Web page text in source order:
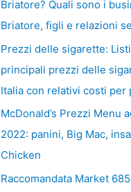
Briatore? Quali sono i
Briatore, figli e relazioni
Prezzi delle sigarette:
principali prezzi delle
Italia con relativi costi per
McDonald’s Prezzi Menu
2022: panini, Big Mac,
Chicken
Raccomandata Market